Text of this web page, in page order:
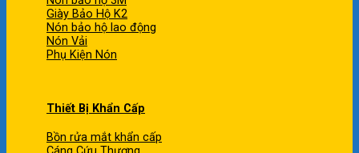
Giày Bảo Hộ K2
Nón bảo hộ lao động
Nón Vải
Phụ Kiện Nón
Thiết Bị Khẩn Cấp
Bồn rửa mắt khẩn cấp